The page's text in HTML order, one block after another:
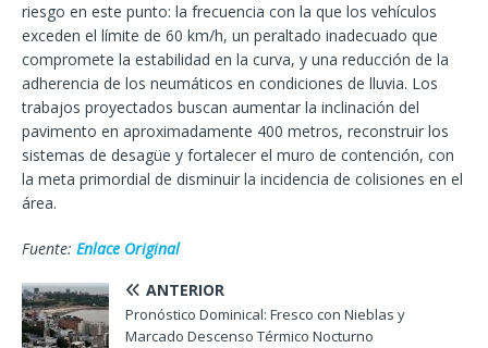
riesgo en este punto: la frecuencia con la que los vehículos
exceden el límite de 60 km/h, un peraltado inadecuado que
compromete la estabilidad en la curva, y una reducción de la
adherencia de los neumáticos en condiciones de lluvia. Los
trabajos proyectados buscan aumentar la inclinación del
pavimento en aproximadamente 400 metros, reconstruir los
sistemas de desagüe y fortalecer el muro de contención, con
la meta primordial de disminuir la incidencia de colisiones en el
área.
Fuente: Enlace Original
ANTERIOR
Pronóstico Dominical: Fresco con Nieblas y
Marcado Descenso Térmico Nocturno